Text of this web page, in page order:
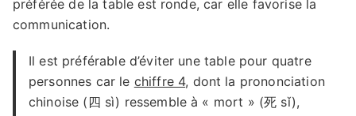
préférée de la table est ronde, car elle favorise la
communication.
Il est préférable d’éviter une table pour quatre
personnes car le chiffre 4, dont la prononciation
chinoise (四 sì) ressemble à « mort » (死 sǐ),